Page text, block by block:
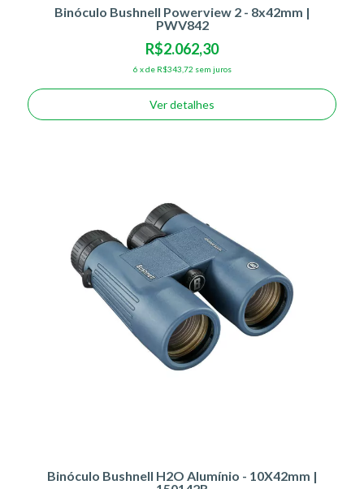
Binóculo Bushnell Powerview 2 - 8x42mm |
PWV842
R$2.062,30
6 xde R$343,72 sem juros
Ver detalhes
Binóculo Bushnell H2O Alumínio - 10X42mm |